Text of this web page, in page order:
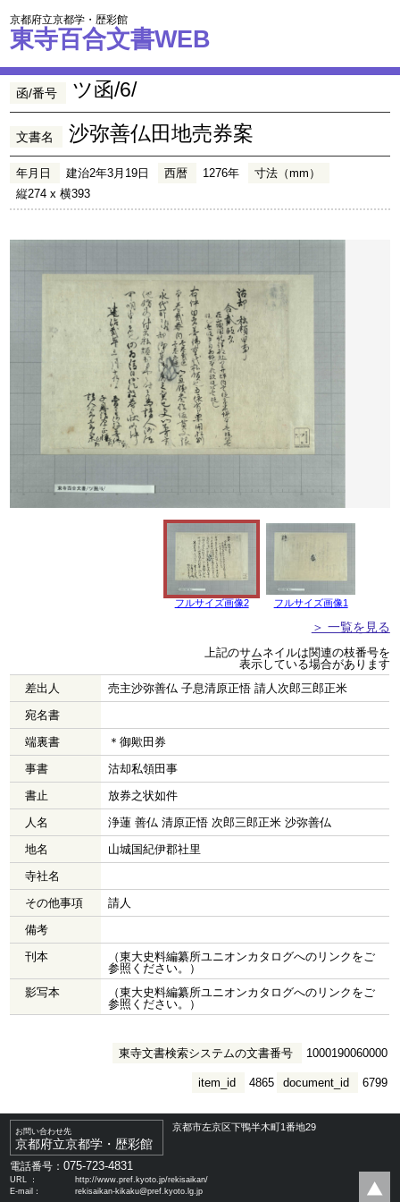
京都府立京都学・歴彩館
東寺百合文書WEB
函/番号 ツ函/6/
文書名 沙弥善仏田地売券案
年月日 建治2年3月19日 西暦 1276年
寸法（mm）
縦274 x 横393
フルサイズ画像2 フルサイズ画像1
＞ 一覧を見る
上記のサムネイルは関連の枝番号を
表示している場合があります
差出人
売主沙弥善仏 子息清原正悟 請人次郎三郎正米
宛名書
端裏書
＊御歟田券
事書
沽却私領田事
書止
放券之状如件
人名
浄蓮 善仏 清原正悟 次郎三郎正米 沙弥善仏
地名
山城国紀伊郡社里
寺社名
その他事項
請人
備考
刊本
（東大史料編纂所ユニオンカタログへのリンクをご
参照ください。）
影写本
（東大史料編纂所ユニオンカタログへのリンクをご
参照ください。）
東寺文書検索システムの文書番号 1000190060000
document_id 6799
item_id 4865
お問い合わせ先
京都府立京都学・歴彩館
京都市左京区下鴨半木町1番地29
電話番号：075-723-4831
URL ：
http://www.pref.kyoto.jp/rekisaikan/
E-mail：
rekisaikan-kikaku@pref.kyoto.lg.jp